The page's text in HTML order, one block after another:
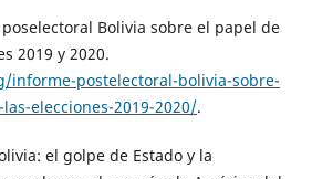
Bolivia sobre el papel de
2019 y 2020.
informe-postelectoral-bolivia-sobre-
elecciones-2019-2020/.
el golpe de Estado y la